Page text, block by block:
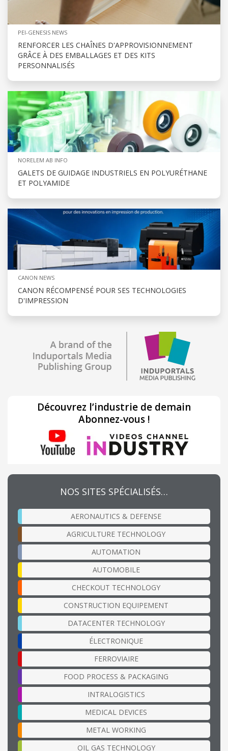
PEI-GENESIS NEWS
RENFORCER LES CHAÎNES D'APPROVISIONNEMENT
GRÂCE À DES EMBALLAGES ET DES KITS
PERSONNALISÉS
NORELEM AB INFO
GALETS DE GUIDAGE INDUSTRIELS EN POLYURÉTHANE
ET POLYAMIDE
CANON NEWS
CANON RÉCOMPENSÉ POUR SES TECHNOLOGIES
D'IMPRESSION
Découvrez l’industrie de demain
Abonnez-vous !
NOS SITES SPÉCIALISÉS…
AERONAUTICS & DEFENSE
AGRICULTURE TECHNOLOGY
AUTOMATION
AUTOMOBILE
CHECKOUT TECHNOLOGY
CONSTRUCTION EQUIPEMENT
DATACENTER TECHNOLOGY
ÉLECTRONIQUE
FERROVIAIRE
FOOD PROCESS & PACKAGING
INTRALOGISTICS
MEDICAL DEVICES
METAL WORKING
OIL GAS TECHNOLOGY